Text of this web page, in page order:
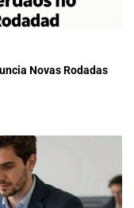
Novas Rodadas